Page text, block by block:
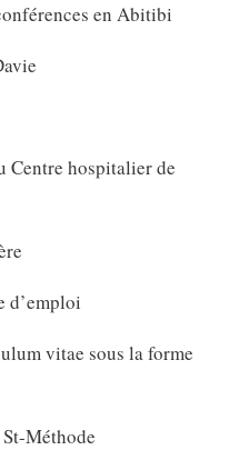
en Abitibi
hospitalier de
d’emploi
vitae sous la forme
Méthode